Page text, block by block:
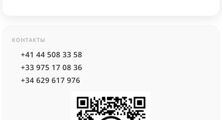
КОНТАКТЫ
+41 44 508 33 58
+33 975 17 08 36
+34 629 617 976